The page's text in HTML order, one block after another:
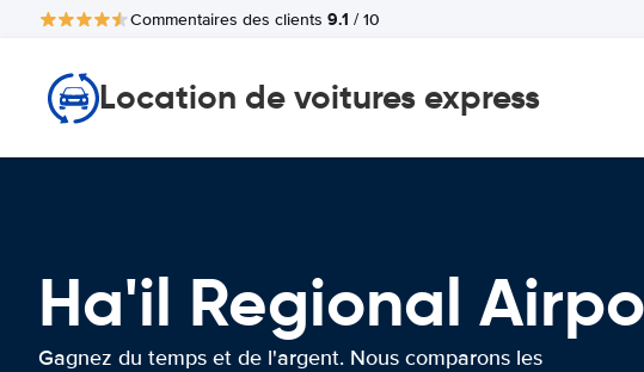
Commentaires des clients 9.1 / 10
Location de voitures express
Ha'il Regional
Gagnez du temps et de l'argent. Nous comparons les